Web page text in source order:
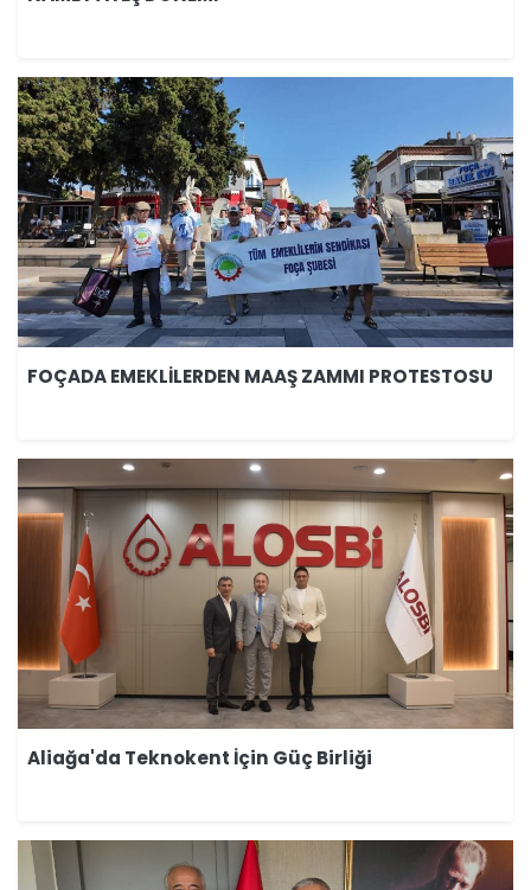
FOÇADA EMEKLİLERDEN MAAŞ ZAMMI PROTESTOSU
Aliağa'da Teknokent İçin Güç Birliği